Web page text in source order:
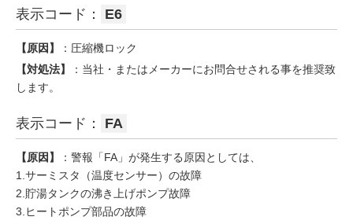
表示コード： E6
【原因】
：圧縮機ロック
【対処法】
：当社・またはメーカーにお問合せされる事を推奨致
します。
表示コード： FA
【原因】
：警報「FA」が発生する原因としては、
1.サーミスタ（温度センサー）の故障
2.貯湯タンクの沸き上げポンプ故障
3.ヒートポンプ部品の故障